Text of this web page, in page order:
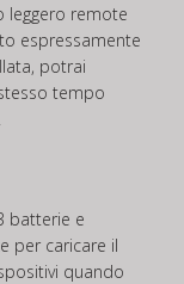
leggero remote
espressamente
potrai
tempo
batterie e
per caricare il
quando